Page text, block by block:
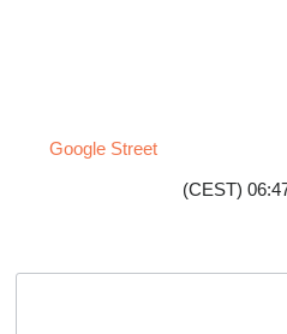
Google Street